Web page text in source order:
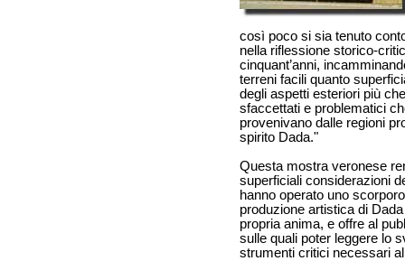
così poco si sia tenuto
nella riflessione storico-
cinquant’anni,
terreni facili quanto
degli aspetti esteriori più
sfaccettati e problematici
provenivano dalle regioni
spirito Dada."
Questa mostra veronese
superficiali considerazioni
hanno operato uno
produzione artistica di
propria anima, e offre al
sulle quali poter leggere lo
strumenti critici necessari